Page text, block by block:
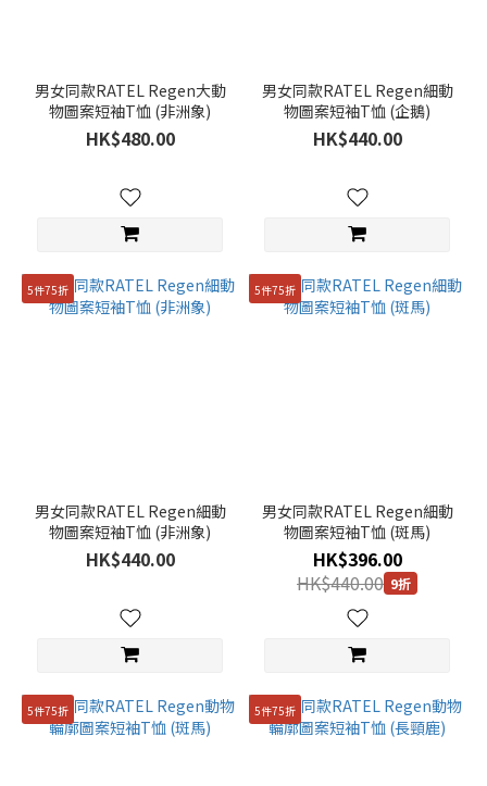
男女同款RATEL Regen大動
物圖案短袖T恤 (非洲象)
HK$480.00
男女同款RATEL Regen細動
物圖案短袖T恤 (企鵝)
HK$440.00
5件75折
男女同款RATEL Regen細動
物圖案短袖T恤 (非洲象)
HK$440.00
5件75折
男女同款RATEL Regen細動
物圖案短袖T恤 (斑馬)
HK$396.00
HK$440.00 9折
5件75折 5件75折